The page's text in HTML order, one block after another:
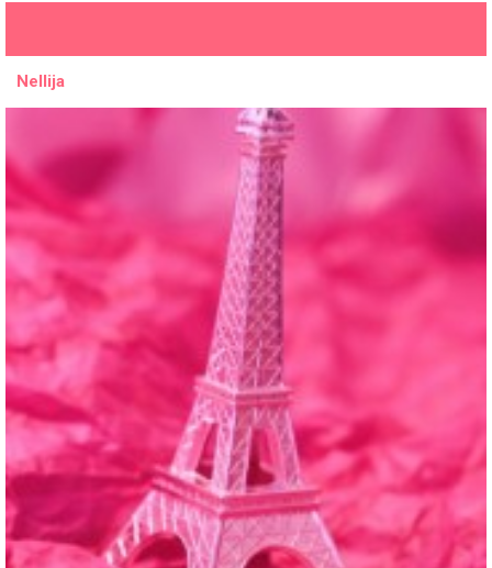
Nellija